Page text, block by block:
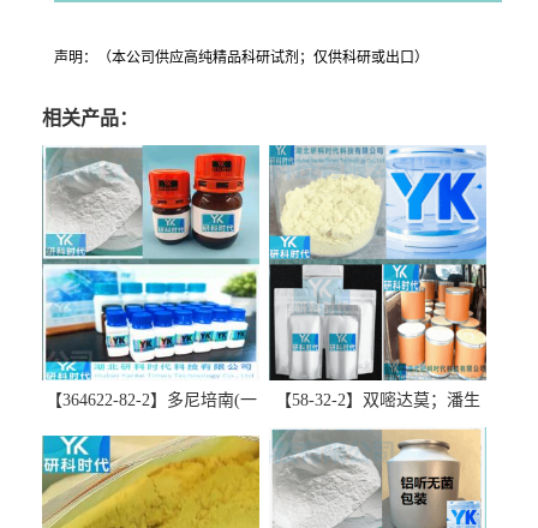
声明：（本公司供应高纯精品科研试剂；仅供科研或出口）
相关产品：
【364622-82-2】多尼培南(一
精品科研试剂-湖北研科时代
科技-“研”无止境;“科”学创
新！支持三方验证；支持定
【58-32-2】双嘧达莫；潘生
丁-精品科研试剂-湖北研科时
代科技-“研”无止境;“科”学创
新！支持三方验证；支持定
制；检测图谱；MSDS等技术